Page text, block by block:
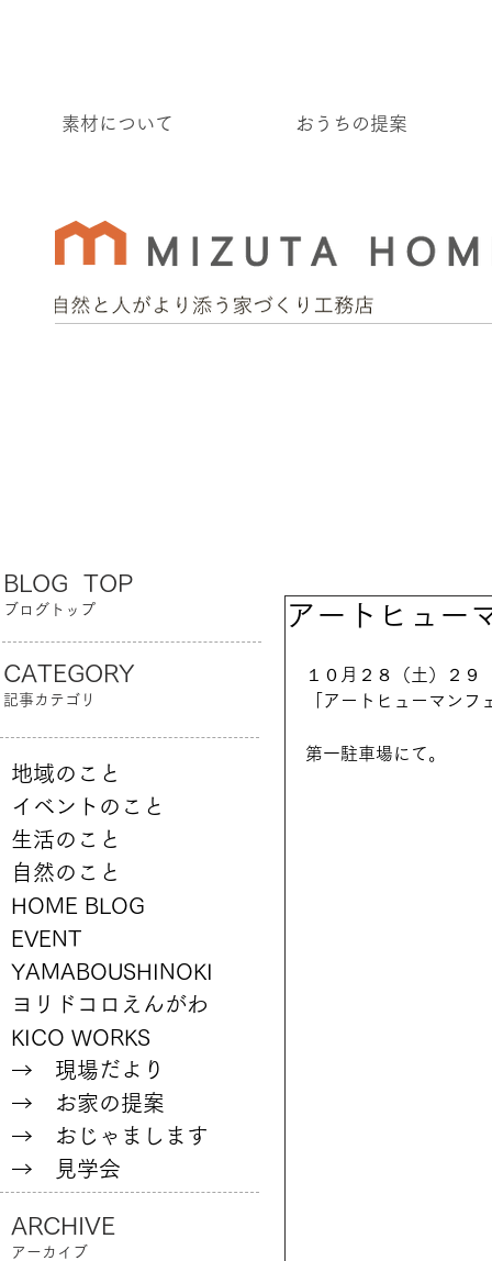
素材について おうちの提案
BLOG TOP
ブログトップ
CATEGORY
記事カテゴリ
地域のこと
イベントのこと
生活のこと
自然のこと
HOME BLOG
EVENT
YAMABOUSHINOKI
ヨリドコロえんがわ
KICO WORKS
→ 現場だより
→ お家の提案
→ おじゃまします
→ 見学会
ARCHIVE
アーカイブ
アートヒュー
１０月２８（土）２９
「アートヒューマン
第一駐車場にて。